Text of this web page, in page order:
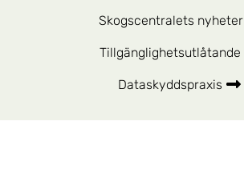
Skogscentralets nyheter
Tillgänglighetsutlåtande
Dataskyddspraxis